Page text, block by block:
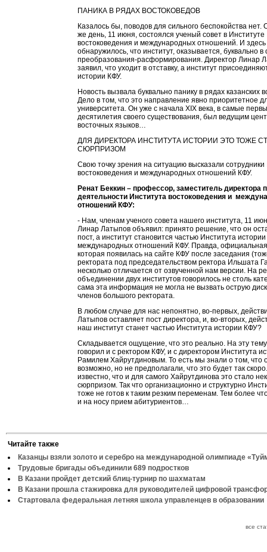
ПАНИКА В РЯДАХ ВОСТОКОВЕДОВ
Казалось бы, поводов для сильного беспокойства нет.
же день, 11 июня, состоялся ученый совет в Институте
востоковедения и международных отношений. И здесь
обнаружилось, что институт, оказывается, буквально
преобразования-расформирования. Директор Линар
заявил, что уходит в отставку, а институт
истории КФУ.
Новость вызвала буквально панику в рядах казанских
Дело в том, что это направление явно приоритетное
университета. Он уже с начала XIX века, в самые
десятилетия своего существования, был ведущим
восточных языков…
ДЛЯ ДИРЕКТОРА ИНСТИТУТА ИСТОРИИ ЭТО ТОЖЕ
СЮРПРИЗОМ
Свою точку зрения на ситуацию высказали сотрудники
востоковедения и международных отношений КФУ.
Ренат Беккин – профессор, заместитель директора
деятельности Института востоковедения и
отношений КФУ:
- Нам, членам ученого совета нашего института, 11
Линар Латыпов объявил: принято решение, что он
пост, а институт становится частью Института
международных отношений КФУ. Правда,
которая появилась на сайте КФУ после заседания
ректората под председательством ректора Ильшата
несколько отличается от озвученной нам версии. На
объединении двух институтов говорилось не столь
сама эта информация не могла не вызвать острую
членов большого ректората.
В любом случае для нас непонятно, во-первых,
Латыпов оставляет пост директора, и, во-вторых,
наш институт станет частью Института истории КФУ?
Складывается ощущение, что это реально. На эту
говорил и с ректором КФУ, и с директором Института
Рамилем Хайрутдиновым. То есть мы знали о том, что
возможно, но не предполагали, что это будет так
известно, что и для самого Хайрутдинова это стало
сюрпризом. Так что организационно и структурно
тоже не готов к таким резким переменам. Тем более
и на носу прием абитуриентов…
Читайте также
Казанцы взяли золото и серебро на международной олимпиаде
Трудовые бригады объединили 689 подростков
В Казани пройдет детский блиц-турнир по шахматам
В Казани прошла стажировка для руководителей цифровой
Стартовала федеральная летняя школа управленцев в образовании
все